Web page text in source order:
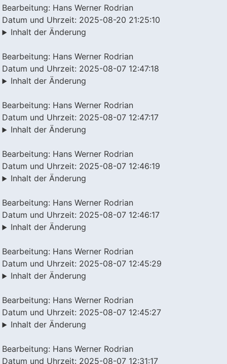
Bearbeitung: Hans Werner Rodrian
Datum und Uhrzeit: 2025-08-20 21:25:10
Inhalt der Änderung
Bearbeitung: Hans Werner Rodrian
Datum und Uhrzeit: 2025-08-07 12:47:18
Inhalt der Änderung
Bearbeitung: Hans Werner Rodrian
Datum und Uhrzeit: 2025-08-07 12:47:17
Inhalt der Änderung
Bearbeitung: Hans Werner Rodrian
Datum und Uhrzeit: 2025-08-07 12:46:19
Inhalt der Änderung
Bearbeitung: Hans Werner Rodrian
Datum und Uhrzeit: 2025-08-07 12:46:17
Inhalt der Änderung
Bearbeitung: Hans Werner Rodrian
Datum und Uhrzeit: 2025-08-07 12:45:29
Inhalt der Änderung
Bearbeitung: Hans Werner Rodrian
Datum und Uhrzeit: 2025-08-07 12:45:27
Inhalt der Änderung
Bearbeitung: Hans Werner Rodrian
Datum und Uhrzeit: 2025-08-07 12:31:17